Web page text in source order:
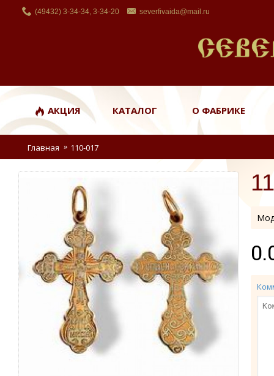
(49432) 3-34-34, 3-34-20 severfivaida@mail.ru
АКЦИЯ КАТАЛОГ О ФАБРИКЕ
Главная 110-017